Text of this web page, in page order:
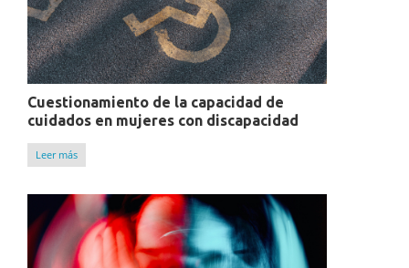
Cuestionamiento de la capacidad de
cuidados en mujeres con discapacidad
Leer más